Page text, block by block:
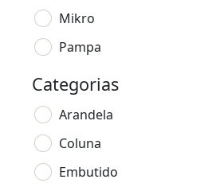
Mikro
Pampa
Categorias
Arandela
Coluna
Embutido